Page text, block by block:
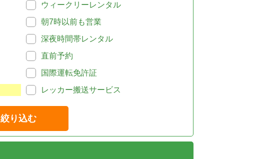
ウィークリーレンタル
朝7時以前も営業
深夜時間帯レンタル
直前予約
国際運転免許証
レッカー搬送サービス
絞り込む